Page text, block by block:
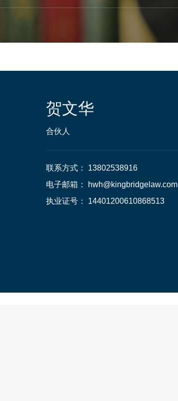
贺文华
合伙人
联系方式： 13802538916
电子邮箱： hwh@kingbridgelaw.com
执业证号： 14401200610868513